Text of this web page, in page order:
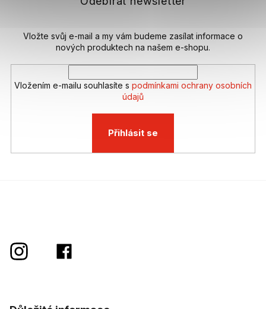
Vložte svůj e-mail a my vám budeme zasílat informace o
nových produktech na našem e-shopu.
Vložením e-mailu souhlasíte s podmínkami ochrany osobních
údajů
Přihlásit se